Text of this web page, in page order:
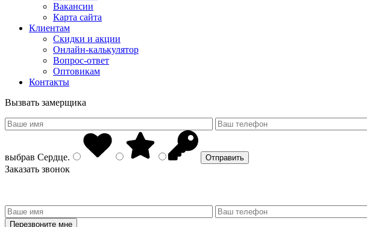
Вакансии
Карта сайта
Клиентам
Скидки и акции
Онлайн-калькулятор
Вопрос-ответ
Оптовикам
Контакты
Вызвать замерщика
выбрав Сердце.
Заказать звонок